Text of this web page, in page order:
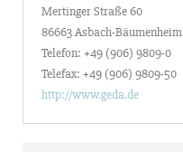
Mertinger Straße 60
86663 Asbach-Bäumenheim
Telefon: +49 (906) 9809-0
Telefax: +49 (906) 9809-50
http://www.geda.de